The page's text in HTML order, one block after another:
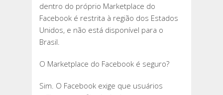
dentro do próprio Marketplace do
Facebook é restrita à região dos Estados
Unidos, e não está disponível para o
Brasil.
O Marketplace do Facebook é seguro?
Sim. O Facebook exige que usuários